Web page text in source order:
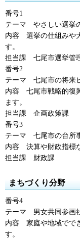
番号1
テーマ
やさしい選挙
内容
選挙の仕組みや
す。
担当課
七尾市選挙管
番号2
テーマ
七尾市の将来
内容
七尾市戦略的復
ます。
担当課
企画政策課
番号3
テーマ
七尾市の台所
内容
決算や財政指標
担当課
財政課
まちづくり分野
番号4
テーマ
男女共同参画
内容
家庭や地域でで
す。